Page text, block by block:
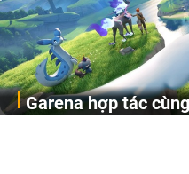
Garena hợp tác